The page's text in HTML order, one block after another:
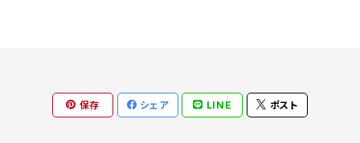
保存 シェア LINE ポスト